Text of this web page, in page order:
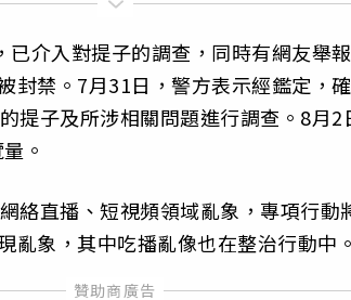
介入對提子的調查，同時有網友舉
封禁。7月31日，警方表示經鑑定，
提子及所涉相關問題進行調查。8月
。
絡直播、短視頻領域亂象，專項行動
亂象，其中吃播亂像也在整治行動中。